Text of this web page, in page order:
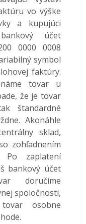
vo výške
a kupujúci
účet
0000 0008
symbol
faktúry.
tovar u
že je tovar
štandardné
Akonáhle
sklad,
zohľadnením
Po zaplatení
bankový účet
doručíme
spoločnosti,
osobne